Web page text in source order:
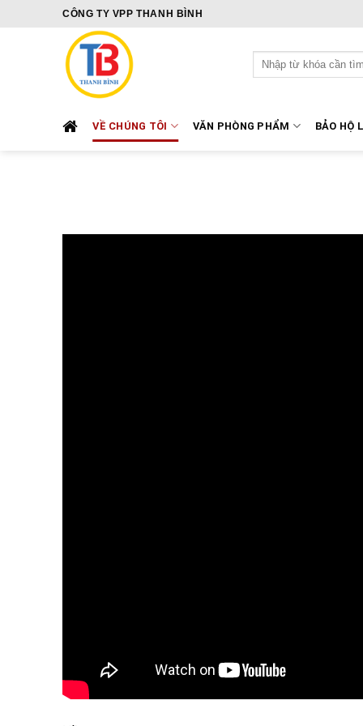
CÔNG TY VPP THANH BÌNH
Tìm
kiếm:
VỀ CHÚNG TÔI VĂN PHÒNG PHẨM BẢO HỘ